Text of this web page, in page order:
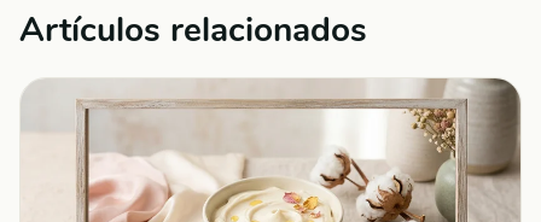
Artículos relacionados